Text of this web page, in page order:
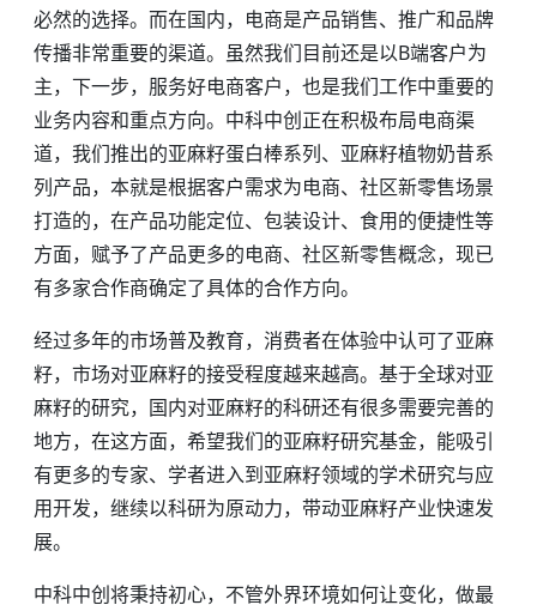
必然的选择。而在国内，电商是产品销售、推广和品牌
传播非常重要的渠道。虽然我们目前还是以B端客户为
主，下一步，服务好电商客户，也是我们工作中重要的
业务内容和重点方向。中科中创正在积极布局电商渠
道，我们推出的亚麻籽蛋白棒系列、亚麻籽植物奶昔系
列产品，本就是根据客户需求为电商、社区新零售场景
打造的，在产品功能定位、包装设计、食用的便捷性等
方面，赋予了产品更多的电商、社区新零售概念，现已
有多家合作商确定了具体的合作方向。
经过多年的市场普及教育，消费者在体验中认可了亚麻
籽，市场对亚麻籽的接受程度越来越高。基于全球对亚
麻籽的研究，国内对亚麻籽的科研还有很多需要完善的
地方，在这方面，希望我们的亚麻籽研究基金，能吸引
有更多的专家、学者进入到亚麻籽领域的学术研究与应
用开发，继续以科研为原动力，带动亚麻籽产业快速发
展。
中科中创将秉持初心，不管外界环境如何让变化，做最